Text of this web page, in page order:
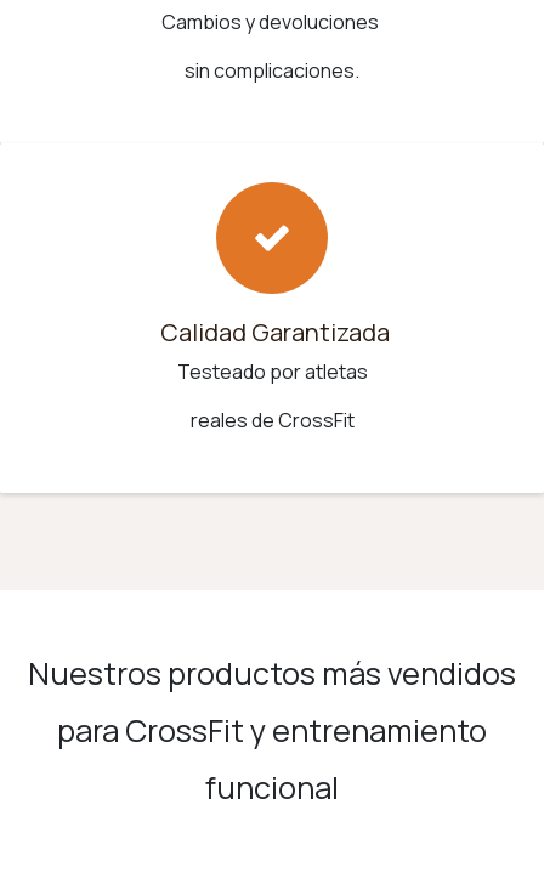
Cambios y devoluciones
sin complicaciones.
Calidad Garantizada
Testeado por atletas
reales de CrossFit
Nuestros productos más vendidos
para CrossFit y entrenamiento
funcional